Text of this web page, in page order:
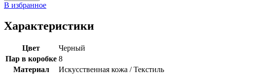
В избранное
Характеристики
Цвет
Черный
Пар в коробке 8
Материал
Искусственная кожа / Текстиль